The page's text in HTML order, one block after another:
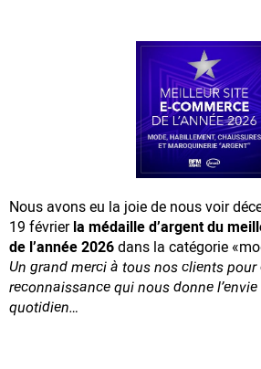
Nous avons eu la joie de nous voir
19 févrierla médaille d’argent du
de l’année 2026dans la catégorie
Un grand merci à tous nos clients
reconnaissancequi nous donne
quotidien…